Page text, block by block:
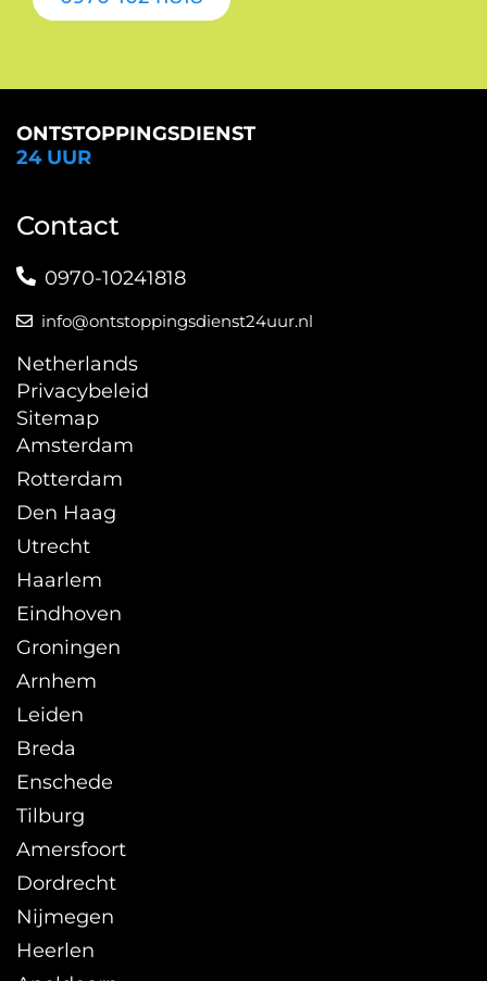
ONTSTOPPINGSDIENST
24 UUR
Contact
0970-10241818
info@ontstoppingsdienst24uur.nl
Netherlands
Privacybeleid
Sitemap
Amsterdam
Rotterdam
Den Haag
Utrecht
Haarlem
Eindhoven
Groningen
Arnhem
Leiden
Breda
Enschede
Tilburg
Amersfoort
Dordrecht
Nijmegen
Heerlen